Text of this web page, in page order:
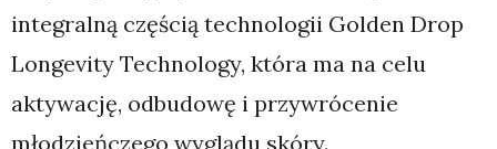
integralną częścią technologii Golden Drop
Longevity Technology, która ma na celu
aktywację, odbudowę i przywrócenie
młodzieńczego wyglądu skóry.